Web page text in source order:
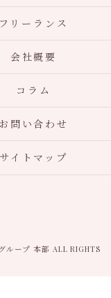
フリーランス
会社概要
コラム
お問い合わせ
サイトマップ
ループ 本部 ALL RIGHTS